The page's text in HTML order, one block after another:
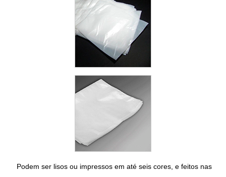
Podem ser lisos ou impressos em até seis cores, e feitos nas